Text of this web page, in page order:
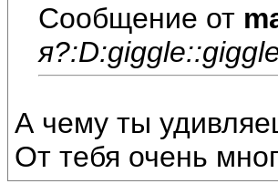
Сообщение от
А чему ты
От тебя очень